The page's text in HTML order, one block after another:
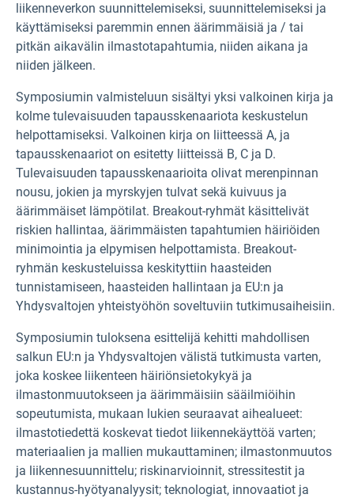
liikenneverkon suunnittelemiseksi, suunnittelemiseksi ja
käyttämiseksi paremmin ennen äärimmäisiä ja / tai
pitkän aikavälin ilmastotapahtumia, niiden aikana ja
niiden jälkeen.
Symposiumin valmisteluun sisältyi yksi valkoinen kirja ja
kolme tulevaisuuden tapausskenaariota keskustelun
helpottamiseksi. Valkoinen kirja on liitteessä A, ja
tapausskenaariot on esitetty liitteissä B, C ja D.
Tulevaisuuden tapausskenaarioita olivat merenpinnan
nousu, jokien ja myrskyjen tulvat sekä kuivuus ja
äärimmäiset lämpötilat. Breakout-ryhmät käsittelivät
riskien hallintaa, äärimmäisten tapahtumien häiriöiden
minimointia ja elpymisen helpottamista. Breakout-
ryhmän keskusteluissa keskityttiin haasteiden
tunnistamiseen, haasteiden hallintaan ja EU:n ja
Yhdysvaltojen yhteistyöhön soveltuviin tutkimusaiheisiin.
Symposiumin tuloksena esittelijä kehitti mahdollisen
salkun EU:n ja Yhdysvaltojen välistä tutkimusta varten,
joka koskee liikenteen häiriönsietokykyä ja
ilmastonmuutokseen ja äärimmäisiin sääilmiöihin
sopeutumista, mukaan lukien seuraavat aihealueet:
ilmastotiedettä koskevat tiedot liikennekäyttöä varten;
materiaalien ja mallien mukauttaminen; ilmastonmuutos
ja liikennesuunnittelu; riskinarvioinnit, stressitestit ja
kustannus-hyötyanalyysit; teknologiat, innovaatiot ja